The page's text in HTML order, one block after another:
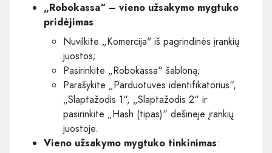
„Robokassa“ – vieno užsakymo mygtuko
pridėjimas:
Nuvilkite „Komercija" iš pagrindinės įrankių
juostos;
Pasirinkite „Robokassa“ šabloną;
Parašykite „Parduotuvės identifikatorius“,
„Slaptažodis 1“, „Slaptažodis 2“ ir
pasirinkite „Hash (tipas)“ dešinėje įrankių
juostoje.
Vieno užsakymo mygtuko tinkinimas: